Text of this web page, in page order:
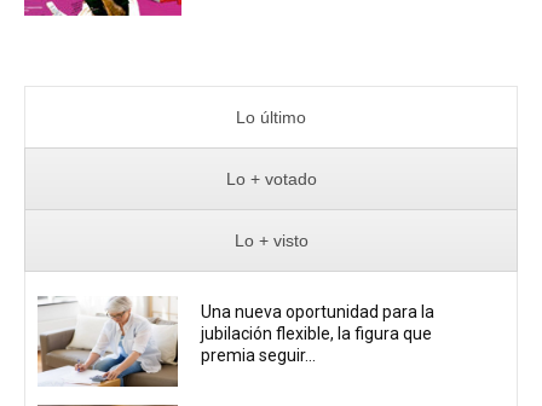
Lo último
Lo + votado
Lo + visto
Una nueva oportunidad para la
jubilación flexible, la figura que
premia seguir...